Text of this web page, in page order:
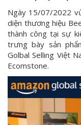
Ngày 15/07/2022
diện thương hiệu
thành công tại sự
trưng bày sản
Golbal Selling Việt
Ecomstone.